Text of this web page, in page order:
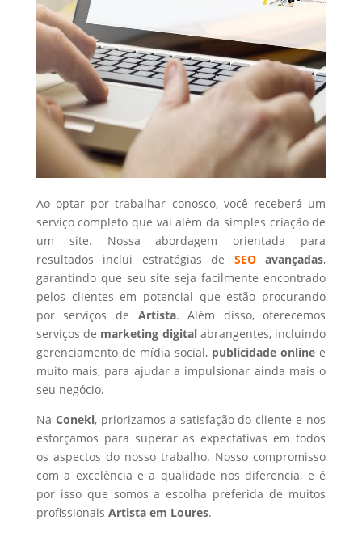
Ao optar por trabalhar conosco, você receberá um
serviço completo que vai além da simples criação de
um site. Nossa abordagem orientada para
resultados inclui estratégias de SEOavançadas,
garantindo que seu site seja facilmente encontrado
pelos clientes em potencial que estão procurando
por serviços de Artista. Além disso, oferecemos
serviços de marketing digital abrangentes, incluindo
gerenciamento de mídia social, publicidade online e
muito mais, para ajudar a impulsionar ainda mais o
seu negócio.
Na Coneki, priorizamos a satisfação do cliente e nos
esforçamos para superar as expectativas em todos
os aspectos do nosso trabalho. Nosso compromisso
com a excelência e a qualidade nos diferencia, e é
por isso que somos a escolha preferida de muitos
profissionais Artistaem Loures.